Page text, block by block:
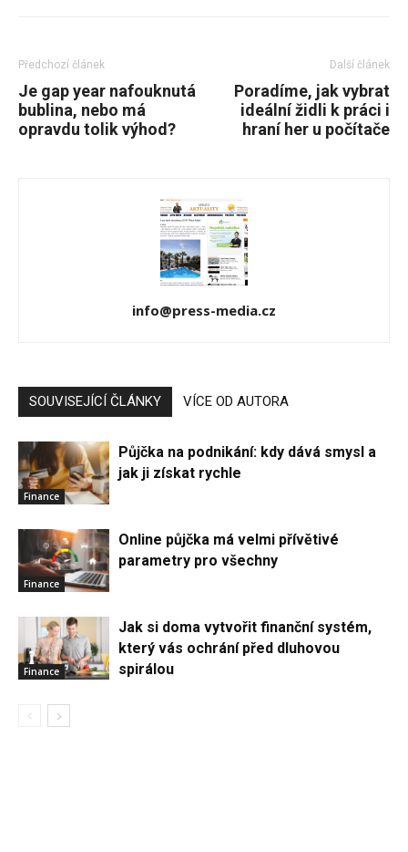
Předchozí článek
Je gap year nafouknutá
bublina, nebo má
opravdu tolik výhod?
Další článek
Poradíme, jak vybrat
ideální židli k práci i
hraní her u počítače
info@press-media.cz
SOUVISEJÍCÍ ČLÁNKY VÍCE OD AUTORA
Finance
Půjčka na podnikání: kdy dává smysl a
jak ji získat rychle
Finance
Online půjčka má velmi přívětivé
parametry pro všechny
Finance
Jak si doma vytvořit finanční systém,
který vás ochrání před dluhovou
spirálou